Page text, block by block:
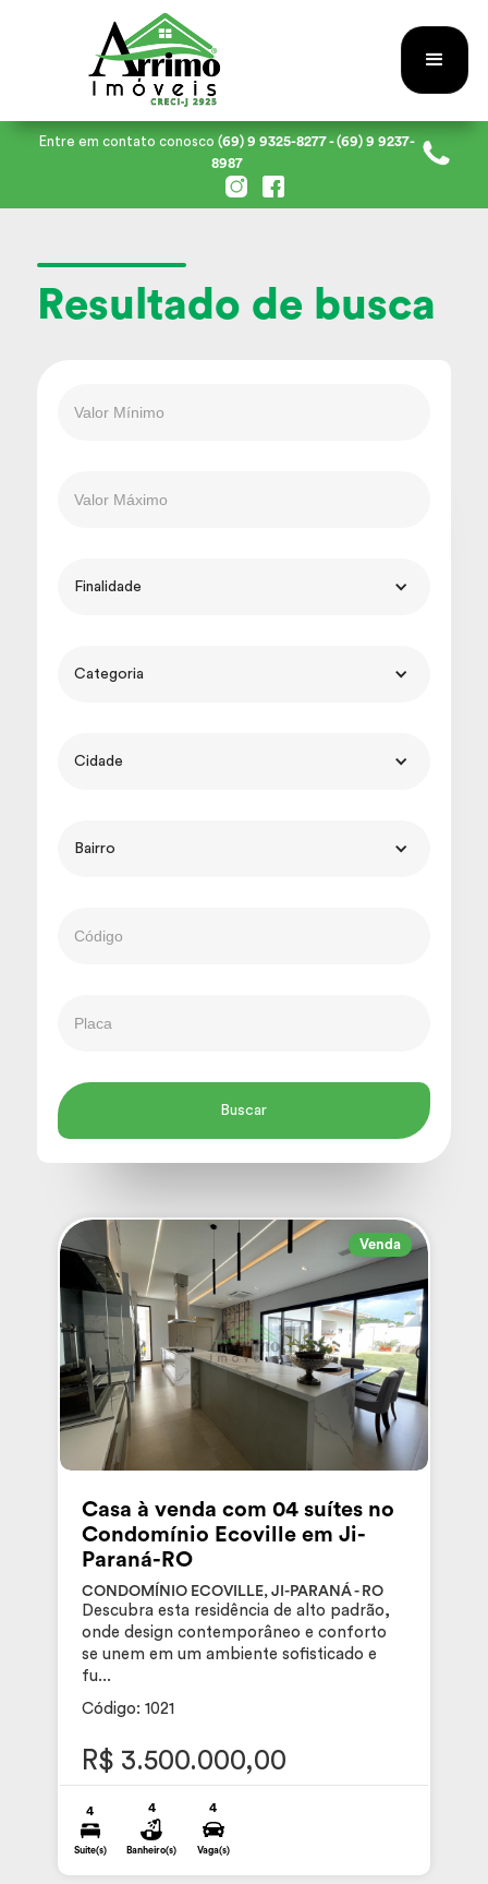
Entre em contato conosco (69) 9 9325-8277- (69) 9 9237-
8987
Resultado de busca
Finalidade
Categoria
Cidade
Bairro
Venda
Casa à venda com 04 suítes no
Condomínio Ecoville em Ji-
Paraná-RO
CONDOMÍNIO ECOVILLE, JI-PARANÁ - RO
Descubra esta residência de alto padrão,
onde design contemporâneo e conforto
se unem em um ambiente sofisticado e
fu...
Código: 1021
R$ 3.500.000,00
4
Suite(s)
4
Banheiro(s)
4
Vaga(s)